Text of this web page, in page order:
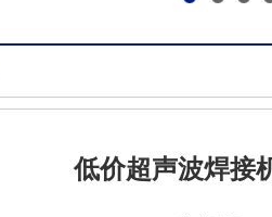
低价超声波焊接